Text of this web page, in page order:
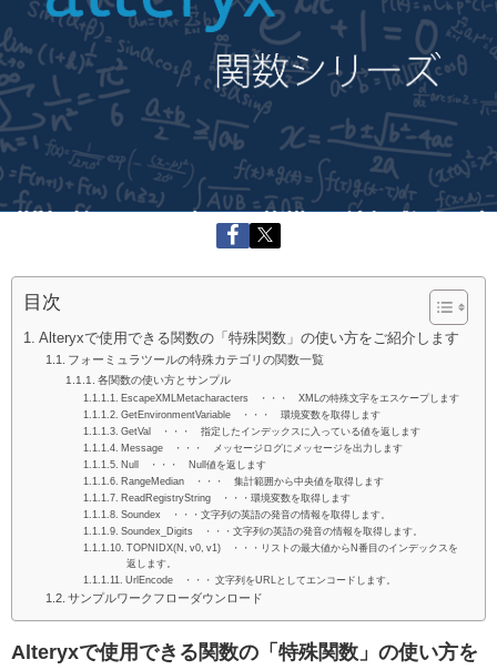
目次
Alteryxで使用できる関数の「特殊関数」の使い方をご紹介します
フォーミュラツールの特殊カテゴリの関数一覧
各関数の使い方とサンプル
EscapeXMLMetacharacters ・・・ XMLの特殊文字をエスケープします
GetEnvironmentVariable ・・・ 環境変数を取得します
GetVal ・・・ 指定したインデックスに入っている値を返します
Message ・・・ メッセージログにメッセージを出力します
Null ・・・ Null値を返します
RangeMedian ・・・ 集計範囲から中央値を取得します
ReadRegistryString ・・・環境変数を取得します
Soundex ・・・文字列の英語の発音の情報を取得します。
Soundex_Digits ・・・文字列の英語の発音の情報を取得します。
TOPNIDX(N, v0, v1) ・・・リストの最大値からN番目のインデックスを
返します。
UrlEncode ・・・ 文字列をURLとしてエンコードします。
サンプルワークフローダウンロード
Alteryxで使用できる関数の「特殊関数」の使い方を